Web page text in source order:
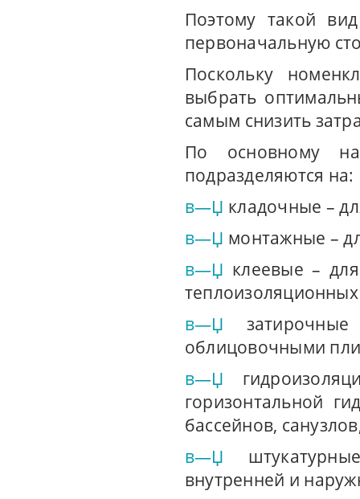
Поэтому такой
первоначальную
Поскольку
выбрать
самым снизить
По основному
подразделяются на:
в—Џ кладочные –
в—Џ монтажные –
в—Џ клеевые –
в—Џ
облицовочными
в—Џ
горизонтальной
бассейнов,
в—Џ
внутренней и